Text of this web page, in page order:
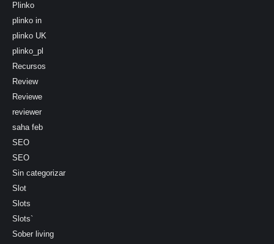
Plinko
plinko in
plinko UK
plinko_pl
Recursos
Review
Reviewe
reviewer
saha feb
SEO
SEO
Sin categorizar
Slot
Slots
Slots`
Sober living